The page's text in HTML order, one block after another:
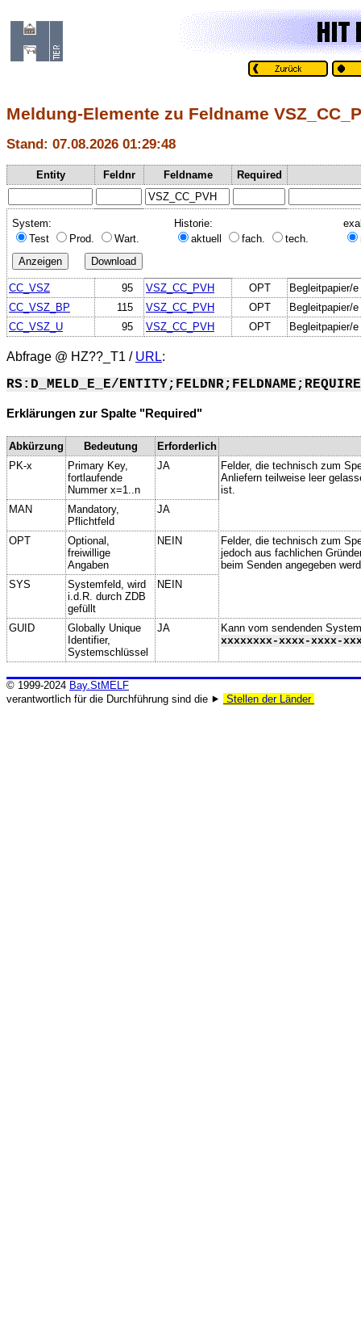
Meldung-Elemente zu Feldname
Stand: 07.08.2026 01:29:48
Entity Feldnr Feldname Required
System:
Test
Prod. Wart.
Historie:
aktuell
fach. tech.
CC_VSZ 95 VSZ_CC_PVH OPT
Begleitpapier/
CC_VSZ_BP
115 VSZ_CC_PVH OPT
Begleitpapier/
CC_VSZ_U
95 VSZ_CC_PVH OPT Begleitpapier/
Abfrage @ HZ??_T1 / URL:
RS:D_MELD_E_E/
Erklärungen zur Spalte "Required"
Abkürzung Bedeutung
Erforderlich
PK-x
Primary Key,
fortlaufende
Nummer x=1..n
JA
Felder, die technisch zum
Anliefern teilweise leer
ist.
MAN
Mandatory,
Pflichtfeld
JA
OPT
Optional,
freiwillige
Angaben
NEIN
Felder, die technisch zum
jedoch aus fachlichen
beim Senden angegeben
SYS
Systemfeld, wird
i.d.R. durch ZDB
gefüllt
NEIN
GUID
Globally Unique
Identifier,
Systemschlüssel
JA
Kann vom sendenden
xxxxxxxx-xxxx-xxxx-
© 1999-2024 Bay.StMELF
verantwortlich für die Durchführung sind die ⯈
Stellen der Länder